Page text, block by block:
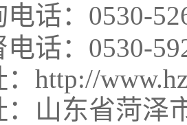
话： 0530-
话： 0530-
http://
：山东省菏泽